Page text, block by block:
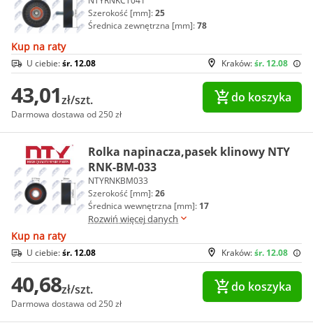
Szerokość [mm]:25
Średnica zewnętrzna [mm]:78
Kup na raty
Kraków:śr. 12.08
U ciebie:śr. 12.08
43,01zł/szt.
Darmowa dostawa od 250 zł
do koszyka
Rolka napinacza,pasek klinowy NTY
RNK-BM-033
NTYRNKBM033
Szerokość [mm]:26
Średnica wewnętrzna [mm]: 17
Rozwiń więcej danych
Kup na raty
Kraków:śr. 12.08
U ciebie:śr. 12.08
40,68zł/szt.
Darmowa dostawa od 250 zł
do koszyka